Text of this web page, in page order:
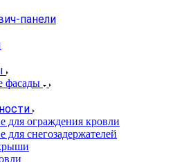
панели
фасады
для ограждения кровли
снегозадержателей